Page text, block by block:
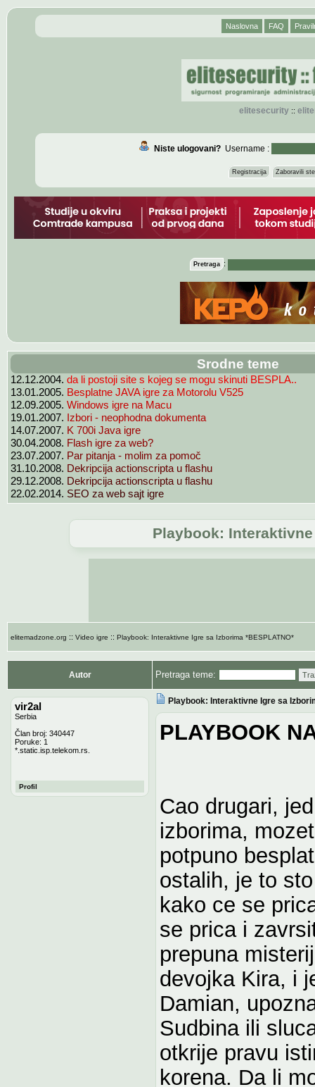
Naslovna FAQ
elitesecurity::
Niste ulogovani?Username :
Registracija Zaboravili
Pretraga :
Srodne teme
12.12.2004. da li postoji site s kojeg se mogu skinuti BESPLA..
13.01.2005. Besplatne JAVA igre za Motorolu V525
12.09.2005. Windows igre na Macu
19.01.2007. Izbori - neophodna dokumenta
14.07.2007. K 700i Java igre
30.04.2008. Flash igre za web?
23.07.2007. Par pitanja - molim za pomoč
31.10.2008. Dekripcija actionscripta u flashu
29.12.2008. Dekripcija actionscripta u flashu
22.02.2014. SEO za web sajt igre
Playbook: Interaktivne
elitemadzone.org :: Video igre :: Playbook: Interaktivne Igre sa Izborima *BESPLATNO*
Autor Pretraga teme:
vir2al
Serbia
Član broj: 340447
Poruke: 1
*.static.isp.telekom.rs.
Profil
Playbook: Interaktivne Igre sa
PLAYBOOK
Cao drugari,
izborima,
potpuno
ostalih, je to
kako ce se
se prica i
prepuna
devojka Kira, i
Damian,
Sudbina ili
otkrije pravu
korena. Da li